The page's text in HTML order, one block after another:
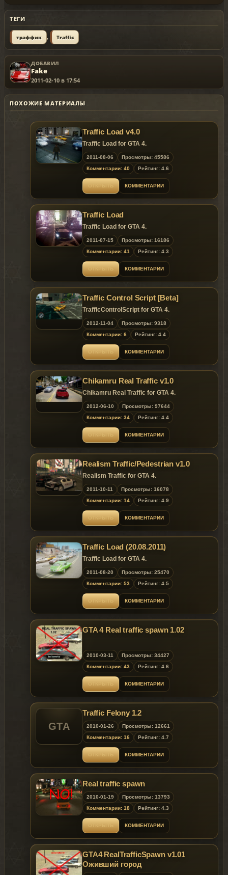
ТЕГИ
траффик , Traffic
ДОБАВИЛ
Fake
2011-02-10 в 17:54
ПОХОЖИЕ МАТЕРИАЛЫ
Traffic Load v4.0
Traffic Load for GTA 4.
2011-08-06
Просмотры: 45586
Комментарии: 40
Рейтинг: 4.6
КОММЕНТАРИИ
Traffic Load
Traffic Load for GTA 4.
2011-07-15
Просмотры: 16186
Комментарии: 41
Рейтинг: 4.3
КОММЕНТАРИИ
Traffic Control Script [Beta]
TrafficControlScript for GTA 4.
2012-11-04
Просмотры: 9318
Комментарии: 6
Рейтинг: 4.4
КОММЕНТАРИИ
Chikamru Real Traffic v1.0
Chikamru Real Traffic for GTA 4.
2012-06-10
Просмотры: 97644
Комментарии: 34
Рейтинг: 4.4
КОММЕНТАРИИ
Realism Traffic/Pedestrian v1.0
Realism Traffic for GTA 4.
2011-10-11
Просмотры: 16078
Комментарии: 14
Рейтинг: 4.9
КОММЕНТАРИИ
Traffic Load (20.08.2011)
Traffic Load for GTA 4.
2011-08-20
Просмотры: 25470
Комментарии: 53
Рейтинг: 4.5
КОММЕНТАРИИ
GTA 4 Real traffic spawn 1.02
2010-03-11
Просмотры: 34427
Комментарии: 43
Рейтинг: 4.6
КОММЕНТАРИИ
GTA
Traffic Felony 1.2
2010-01-26
Просмотры: 12661
Комментарии: 16
Рейтинг: 4.7
КОММЕНТАРИИ
Real traffic spawn
2010-01-19
Просмотры: 13793
Комментарии: 18
Рейтинг: 4.3
КОММЕНТАРИИ
GTA4 RealTrafficSpawn v1.01
Оживший город